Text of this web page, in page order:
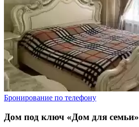
Бронирование по телефону
Дом под ключ «Дом для семьи»